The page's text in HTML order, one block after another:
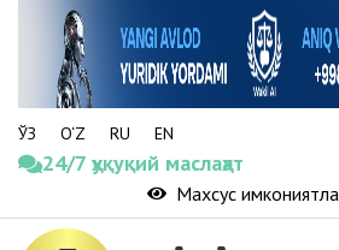
ЎЗ O‘Z RU EN
24/7 ҳуқуқий маслаҳат
Махсус